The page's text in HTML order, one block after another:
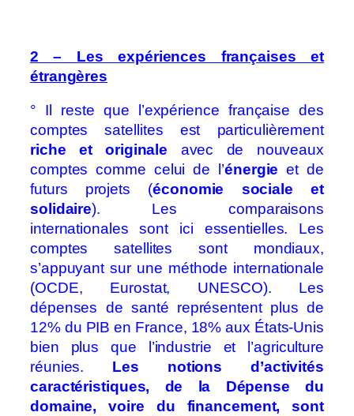
2 – Les expériences françaises et
étrangères
° Il reste que l’expérience française des
comptes satellites est particulièrement
riche et originale avec de nouveaux
comptes comme celui de l’énergie et de
futurs projets (économie sociale et
solidaire). Les comparaisons
internationales sont ici essentielles. Les
comptes satellites sont mondiaux,
s’appuyant sur une méthode internationale
(OCDE, Eurostat, UNESCO). Les
dépenses de santé représentent plus de
12% du PIB en France, 18% aux États-Unis
bien plus que l’industrie et l’agriculture
réunies. Les notions d’activités
caractéristiques, de la Dépense du
domaine, voire du financement, sont